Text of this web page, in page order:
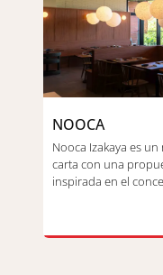
NOOCA
Nooca Izakaya es
carta con una
inspirada en el